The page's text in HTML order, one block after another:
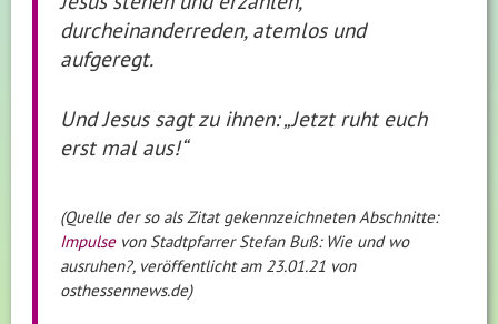
durcheinanderreden, atemlos und
aufgeregt.
Und Jesus sagt zu ihnen: „Jetzt ruht euch
erst mal aus!“
(Quelle der so als Zitat gekennzeichneten Abschnitte:
Impulsevon Stadtpfarrer Stefan Buß: Wie und wo
ausruhen?, veröffentlicht am 23.01.21 von
osthessennews.de)